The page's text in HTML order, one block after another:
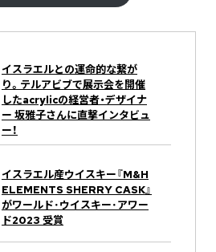
イスラエルとの運命的な繋が
り。テルアビブで展示会を開催
したacrylicの経営者・デザイナ
ー 坂雅子さんに直撃インタビュ
ー！
イスラエル産ウイスキー『M&H
ELEMENTS SHERRY CASK』
がワールド･ウイスキー･アワー
ド2023 受賞